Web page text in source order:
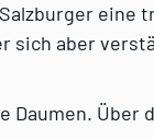
eine
sich aber
Daumen. Über